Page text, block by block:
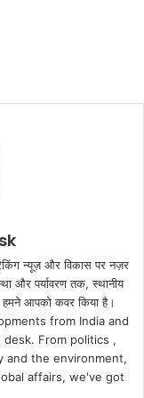
न्यूज़ और विकास पर नज़र
और पर्यावरण तक, स्थानीय
हमने आपको कवर किया है।
from India and
From politics ,
and the environment,
affairs, we've got